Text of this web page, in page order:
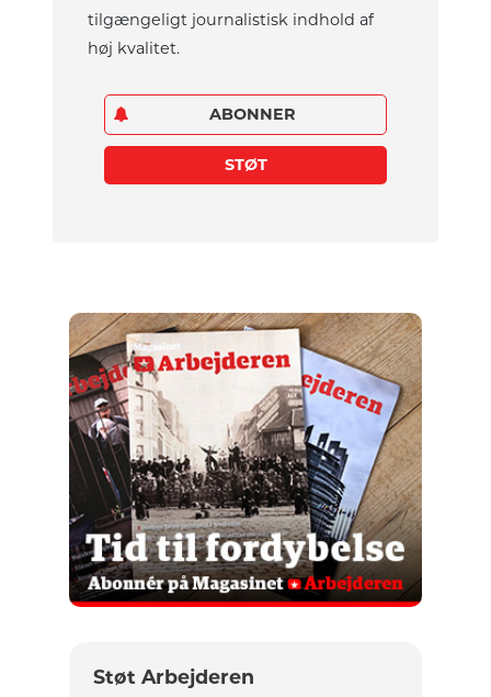
tilgængeligt journalistisk indhold af
høj kvalitet.
ABONNER
STØT
Støt Arbejderen